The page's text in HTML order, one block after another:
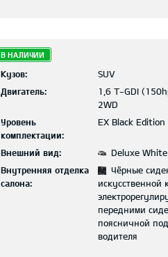
В НАЛИЧИИ
Кузов:
SUV
Двигатель:
1,6 T-GDI
2WD
Уровень
комплектации:
EX Black Edition
Внешний вид:
Deluxe
Внутренняя отделка
салона:
Чёрные
искусственной
передними
поясничной
водителя